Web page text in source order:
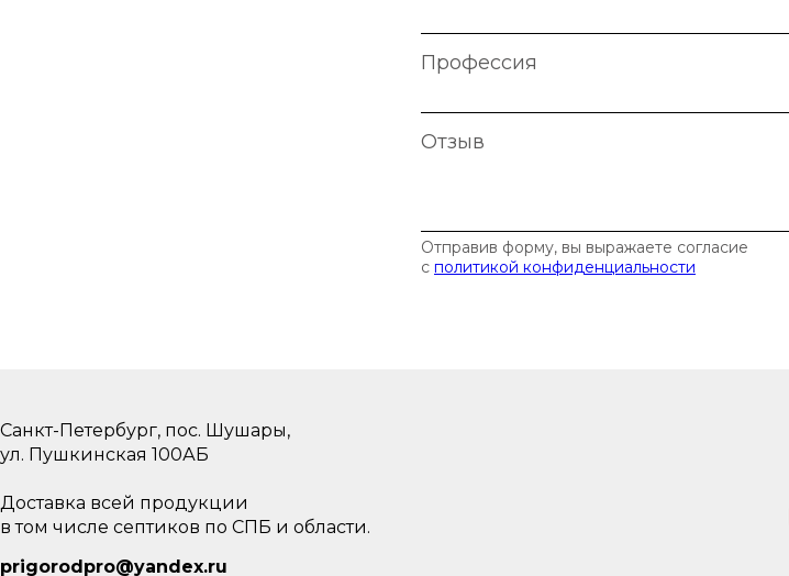
Профессия
Отзыв
Отправив форму, вы выражаете согласие
с политикой конфиденциальности
Санкт-Петербург, пос. Шушары,
ул. Пушкинская 100АБ
Доставка всей продукции
в том числе септиков по СПБ и области.
prigorodpro@yandex.ru